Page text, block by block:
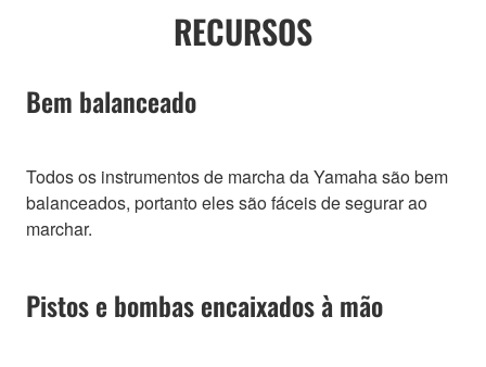
RECURSOS
Bem balanceado
Todos os instrumentos de marcha da Yamaha são bem
balanceados, portanto eles são fáceis de segurar ao
marchar.
Pistos e bombas encaixados à mão